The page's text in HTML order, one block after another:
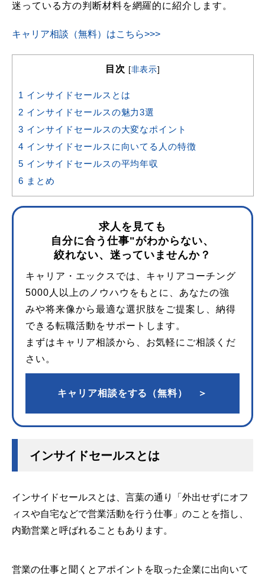
迷っている方の判断材料を網羅的に紹介します。
キャリア相談（無料）はこちら>>>
目次 [非表示]
1 インサイドセールスとは
2 インサイドセールスの魅力3選
3 インサイドセールスの大変なポイント
4 インサイドセールスに向いてる人の特徴
5 インサイドセールスの平均年収
6 まとめ
求人を見ても
自分に合う仕事"がわからない、
絞れない、迷っていませんか？
キャリア・エックスでは、キャリアコーチング
5000人以上のノウハウをもとに、あなたの強
みや将来像から最適な選択肢をご提案し、納得
できる転職活動をサポートします。
まずはキャリア相談から、お気軽にご相談くだ
さい。
キャリア相談をする（無料） ＞
インサイドセールスとは
インサイドセールスとは、言葉の通り「外出せずにオフ
ィスや自宅などで営業活動を行う仕事」のことを指し、
内勤営業と呼ばれることもあります。
営業の仕事と聞くとアポイントを取った企業に出向いて